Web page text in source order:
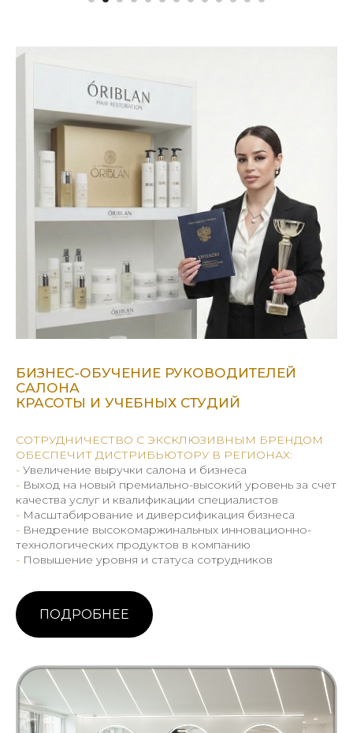
БИЗНЕС-ОБУЧЕНИЕ РУКОВОДИТЕЛЕЙ
САЛОНА
КРАСОТЫ И УЧЕБНЫХ СТУДИЙ
СОТРУДНИЧЕСТВО С ЭКСКЛЮЗИВНЫМ БРЕНДОМ
ОБЕСПЕЧИТ ДИСТРИБЬЮТОРУ В РЕГИОНАХ:
- Увеличение выручки салона и бизнеса
- Выход на новый премиально-высокий уровень за счет
качества услуг и квалификации специалистов
- Масштабирование и диверсификация бизнеса
- Внедрение высокомаржинальных инновационно-
технологических продуктов в компанию
- Повышение уровня и статуса сотрудников
ПОДРОБНЕЕ